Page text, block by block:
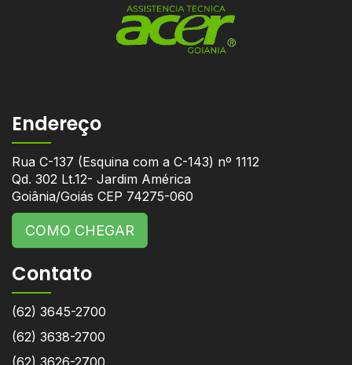
Endereço
Rua C-137 (Esquina com a C-143) nº 1112
Qd. 302 Lt.12- Jardim América
Goiânia/Goiás CEP 74275-060
COMO CHEGAR
Contato
(62) 3645-2700
(62) 3638-2700
(62) 3626-2700